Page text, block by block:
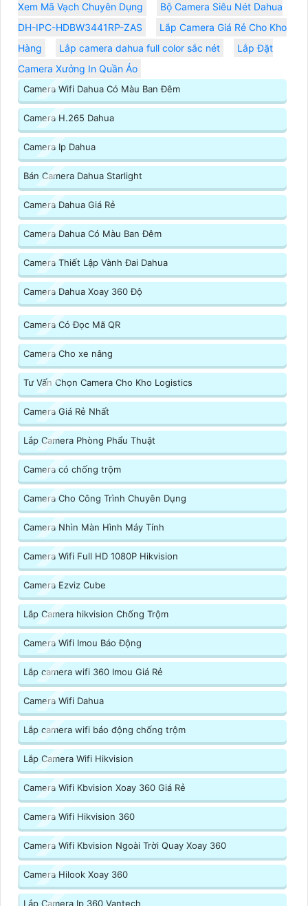
Xem Mã Vạch Chuyên Dụng
Bộ Camera Siêu Nét Dahua
DH-IPC-HDBW3441RP-ZAS
Lắp Camera Giá Rẻ Cho Kho
Hàng
Lắp camera dahua full color sắc nét
Lắp Đặt
Camera Xưởng In Quần Áo
Camera Wifi Dahua Có Màu Ban Đêm
Camera H.265 Dahua
Camera Ip Dahua
Bán Camera Dahua Starlight
Camera Dahua Giá Rẻ
Camera Dahua Có Màu Ban Đêm
Camera Thiết Lập Vành Đai Dahua
Camera Dahua Xoay 360 Độ
Camera Có Đọc Mã QR
Camera Cho xe nâng
Tư Vấn Chọn Camera Cho Kho Logistics
Camera Giá Rẻ Nhất
Lắp Camera Phòng Phẩu Thuật
Camera có chống trộm
Camera Cho Công Trình Chuyên Dụng
Camera Nhìn Màn Hình Máy Tính
Camera Wifi Full HD 1080P Hikvision
Camera Ezviz Cube
Lắp Camera hikvision Chống Trộm
Camera Wifi Imou Báo Động
Lắp camera wifi 360 Imou Giá Rẻ
Camera Wifi Dahua
Lắp camera wifi báo động chống trộm
Lắp Camera Wifi Hikvision
Camera Wifi Kbvision Xoay 360 Giá Rẻ
Camera Wifi Hikvision 360
Camera Wifi Kbvision Ngoài Trời Quay Xoay 360
Camera Hilook Xoay 360
Lắp Camera Ip 360 Vantech